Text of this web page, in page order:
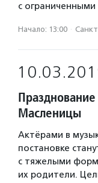
с
Начало: 13:00 ·
Масленицы
Актёрами в
постановке
с тяжелыми
их родители.